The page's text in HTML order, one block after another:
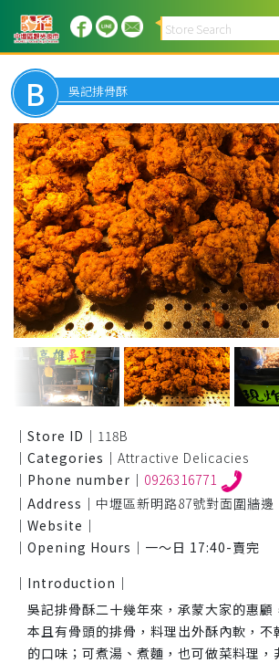
B 吳記排骨酥
｜Store ID｜ 118B
｜Categories｜ Attractive Delicacies
｜Phone number｜ 0926316771
｜Address｜ 中壢區新明路87號對面圍牆邊
｜Website｜
｜Opening Hours｜ 一～日 17:40-賣完
｜Introduction｜
吳記排骨酥二十幾年來，承蒙大家的惠顧
本且有骨頭的排骨，料理出外酥內軟，不
的口味；可煮湯、煮麵，也可做菜料理，